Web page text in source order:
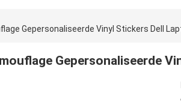
Gepersonaliseerde Vinyl Stickers Dell
Gepersonaliseerde